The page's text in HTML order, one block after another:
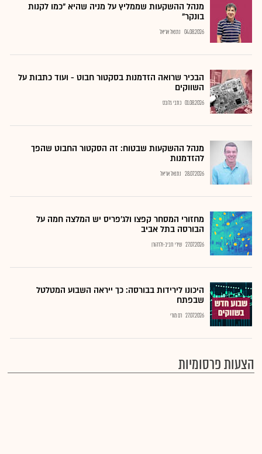
מנהל ההשקעות שממליץ על מניה שהיא "כמו לקנות
בונקר"
04.08.2026 נתנאל אריאל
הבכיר שרואה הזדמנות בסקטור חבוט - ועוד כתבות על
השווקים
01.08.2026 כתבי גלובס
מנהל ההשקעות שבטוח: זה הסקטור החבוט שהפך
להזדמנות
28.07.2026 נתנאל אריאל
מחזורי המסחר קפצו ולג'פריס יש המלצה חמה על
הבורסה בתל אביב
27.07.2026 שירי חביב-ולדהורן
היכונו לירידות בבורסה: כך ייראה השבוע המטלטל
שבפתח
27.07.2026 רם מורי
הצעות פרסומיות